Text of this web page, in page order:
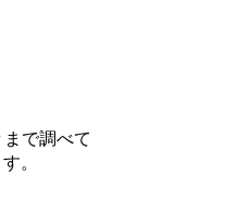
で調べて
。